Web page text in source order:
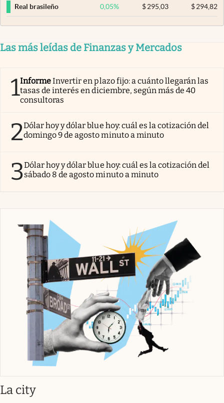
Real brasileño 0,05% $ 295,03 $294,82
Las más leídas de Finanzas y Mercados
1InformeInvertir en plazo fijo: a cuánto llegarán las
tasas de interés en diciembre, según más de 40
consultoras
2Dólar hoy y dólar blue hoy: cuál es la cotización del
domingo 9 de agosto minuto a minuto
3Dólar hoy y dólar blue hoy: cuál es la cotización del
sábado 8 de agosto minuto a minuto
La cityabre en nueva pestaña